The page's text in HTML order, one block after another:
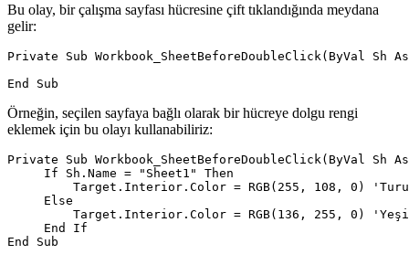
Bu olay, bir çalışma sayfası hücresine çift tıklandığında meydana
gelir:
Private Sub Workbook_SheetBeforeDoubleClick(ByVal Sh
Örneğin, seçilen sayfaya bağlı olarak bir hücreye dolgu rengi
eklemek için bu olayı kullanabiliriz:
Private Sub Workbook_SheetBeforeDoubleClick(ByVal Sh
     If Sh.Name = "Sheet1" Then
Target.Interior.Color = RGB(255, 108, 0)
     Else
Target.Interior.Color = RGB(136, 255, 0)
     End If